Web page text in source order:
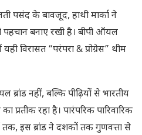
पसंद के बावजूद, हाथी मार्का ने
पहचान बनाए रखी है। बीपी ऑयल
विरासत “परंपरा & प्रोग्रेस” थीम
नहीं, बल्कि पीढ़ियों से भारतीय
प्रतीक रहा है। पारंपरिक पारिवारिक
तक, इस ब्रांड ने दशकों तक गुणवत्ता से